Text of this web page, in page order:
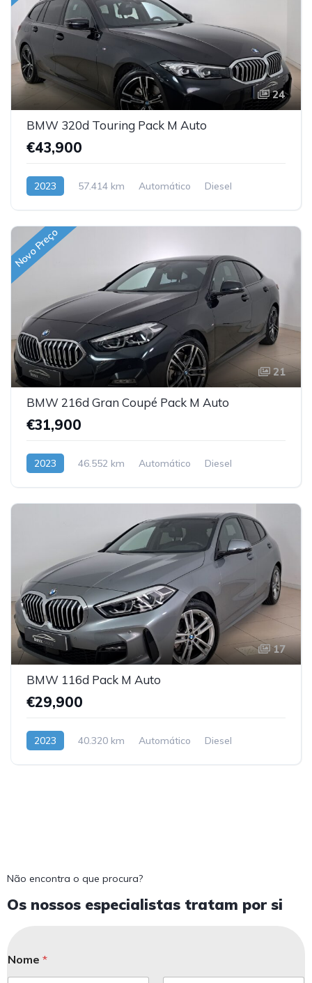
24
BMW 320d Touring Pack M Auto
€43,900
2023 57.414 km Automático
Diesel
Novo Preço
21
BMW 216d Gran Coupé Pack M Auto
€31,900
2023 46.552 km Automático
Diesel
17
BMW 116d Pack M Auto
€29,900
2023 40.320 km Automático
Diesel
Não encontra o que procura?
Os nossos especialistas tratam por si
Nome *